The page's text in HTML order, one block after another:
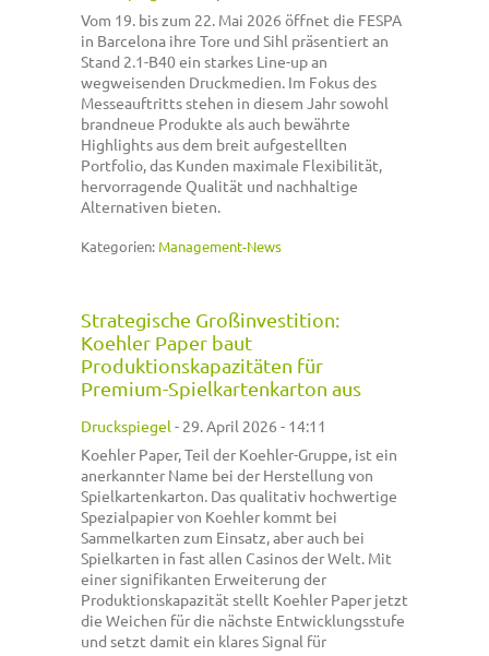
Vom 19. bis zum 22. Mai 2026 öffnet die FESPA
in Barcelona ihre Tore und Sihl präsentiert an
Stand 2.1-B40 ein starkes Line-up an
wegweisenden Druckmedien. Im Fokus des
Messeauftritts stehen in diesem Jahr sowohl
brandneue Produkte als auch bewährte
Highlights aus dem breit aufgestellten
Portfolio, das Kunden maximale Flexibilität,
hervorragende Qualität und nachhaltige
Alternativen bieten.
Kategorien: Management-News
Strategische Großinvestition:
Koehler Paper baut
Produktionskapazitäten für
Premium-Spielkartenkarton aus
Druckspiegel - 29. April 2026 - 14:11
Koehler Paper, Teil der Koehler-Gruppe, ist ein
anerkannter Name bei der Herstellung von
Spielkartenkarton. Das qualitativ hochwertige
Spezialpapier von Koehler kommt bei
Sammelkarten zum Einsatz, aber auch bei
Spielkarten in fast allen Casinos der Welt. Mit
einer signifikanten Erweiterung der
Produktionskapazität stellt Koehler Paper jetzt
die Weichen für die nächste Entwicklungsstufe
und setzt damit ein klares Signal für